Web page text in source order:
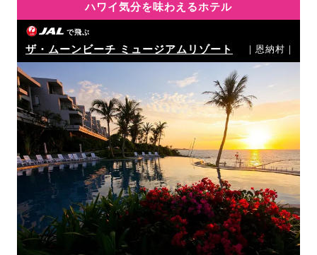
ハワイ気分を味わえるホテル
で飛ぶ
ザ・ムーンビーチ ミュージアムリゾート ｜恩納村｜